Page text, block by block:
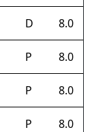
D 8.0
P 8.0
P 8.0
P 8.0